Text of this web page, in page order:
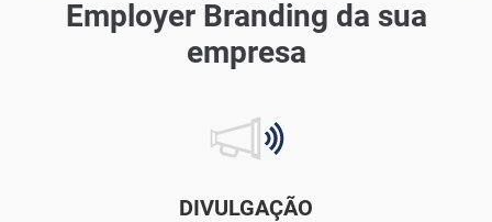
Employer Branding da sua
empresa
DIVULGAÇÃO